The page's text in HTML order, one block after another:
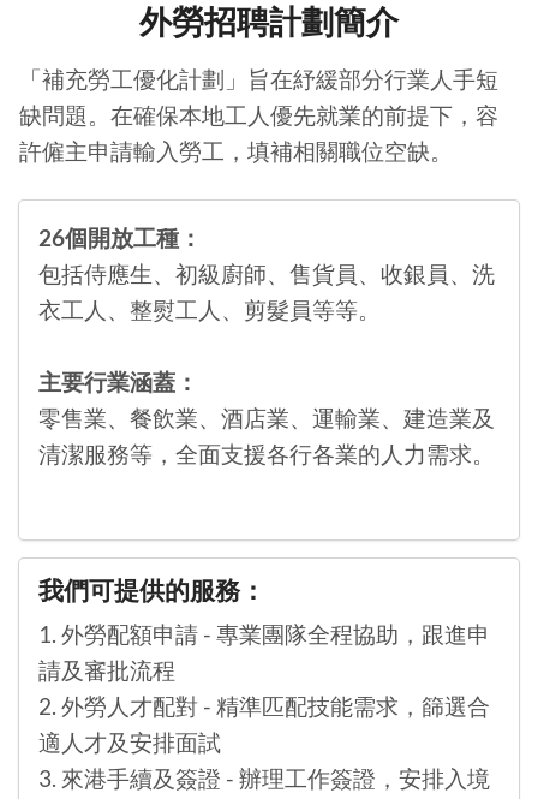
外勞招聘計劃簡介
「補充勞工優化計劃」旨在紓緩部分行業人手短
缺問題。在確保本地工人優先就業的前提下，容
許僱主申請輸入勞工，填補相關職位空缺。
26個開放工種：
包括侍應生、初級廚師、售貨員、收銀員、洗
衣工人、整熨工人、剪髮員等等。
主要行業涵蓋：
零售業、餐飲業、酒店業、運輸業、建造業及
清潔服務等，全面支援各行各業的人力需求。
我們可提供的服務：
1. 外勞配額申請 - 專業團隊全程協助，跟進申
請及審批流程
2. 外勞人才配對 - 精準匹配技能需求，篩選合
適人才及安排面試
3. 來港手續及簽證 - 辦理工作簽證，安排入境